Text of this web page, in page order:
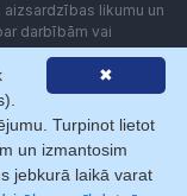
likumu un
darbībām vai
Lietotājam aizliegts
(robotus)
ar Firmas.lv. Galvenā
✖
Turpinot lietot
un izmantosim
jebkurā laikā varat